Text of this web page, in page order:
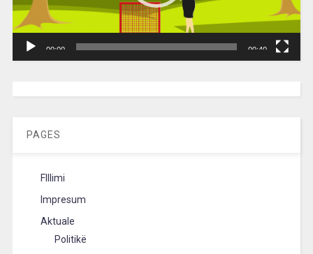
00:00 00:40
PAGES
FIllimi
Impresum
Aktuale
Politikë